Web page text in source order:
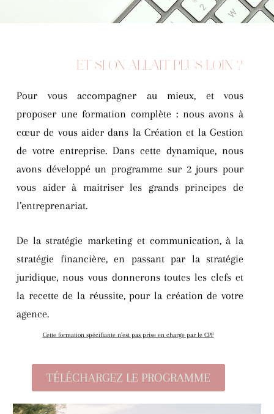
ET SI ON ALLAIT PLUS LOIN ?
Pour vous accompagner au mieux, et vous
proposer une formation complète : nous avons à
cœur de vous aider dans la Création et la Gestion
de votre entreprise. Dans cette dynamique, nous
avons développé un programme sur 2 jours pour
vous aider à maitriser les grands principes de
l’entreprenariat.
De la stratégie marketing et communication, à la
stratégie financière, en passant par la stratégie
juridique, nous vous donnerons toutes les clefs et
la recette de la réussite, pour la création de votre
agence.
Cette formation spécifiante n’est pas prise en charge par le CPF
TÉLÉCHARGEZ LE PROGRAMME